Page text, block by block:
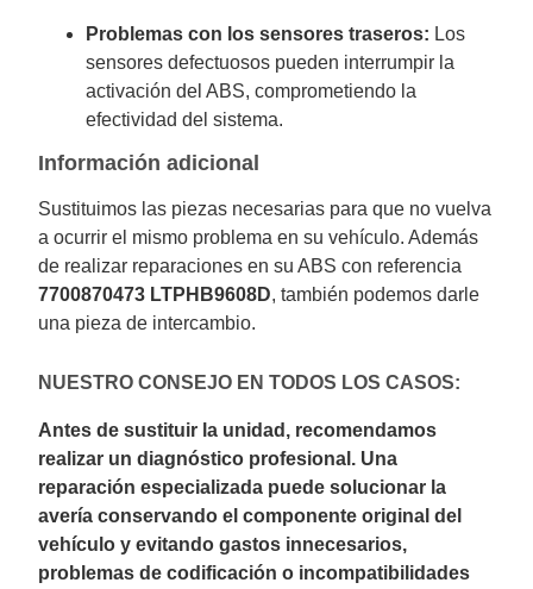
Problemas con los sensores traseros: Los
sensores defectuosos pueden interrumpir la
activación del ABS, comprometiendo la
efectividad del sistema.
Información adicional
Sustituimos las piezas necesarias para que no vuelva
a ocurrir el mismo problema en su vehículo. Además
de realizar reparaciones en su ABS con referencia
7700870473 LTPHB9608D, también podemos darle
una pieza de intercambio.
NUESTRO CONSEJO EN TODOS LOS CASOS:
Antes de sustituir la unidad, recomendamos
realizar un diagnóstico profesional. Una
reparación especializada puede solucionar la
avería conservando el componente original del
vehículo y evitando gastos innecesarios,
problemas de codificación o incompatibilidades